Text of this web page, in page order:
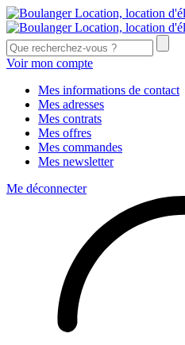
Voir mon compte
Mes informations de contact
Mes adresses
Mes contrats
Mes offres
Mes commandes
Mes newsletter
Me déconnecter